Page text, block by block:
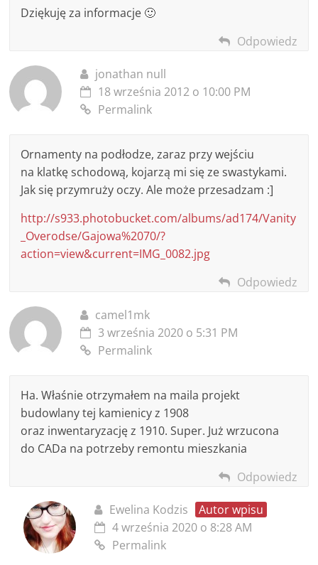
Dziękuję za informacje 🙂
Odpowiedz
jonathan null
18 września 2012 o 10:00 PM
Permalink
Ornamenty na podłodze, zaraz przy wejściu
na klatkę schodową, kojarzą mi się ze swastykami.
Jak się przymruży oczy. Ale może przesadzam :]
http://s933.photobucket.com/albums/ad174/Vanity
_Overodse/Gajowa%2070/?
action=view&current=IMG_0082.jpg
Odpowiedz
camel1mk
3 września 2020 o 5:31 PM
Permalink
Ha. Właśnie otrzymałem na maila projekt
budowlany tej kamienicy z 1908
oraz inwentaryzację z 1910. Super. Już wrzucona
do CADa na potrzeby remontu mieszkania
Odpowiedz
Ewelina Kodzis
Autor wpisu
4 września 2020 o 8:28 AM
Permalink